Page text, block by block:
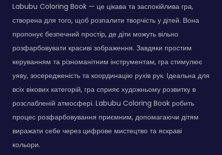
Labubu Coloring Book — це цікава та заспокійлива гра,
створена для того, щоб розпалити творчість у дітей. Вона
пропонує безпечний простір, де діти можуть вільно
розфарбовувати красиві зображення. Завдяки простим
керуванням та різноманітним інструментам, гра стимулює
уяву, зосередженість та координацію рухів рук. Ідеальна для
всіх вікових категорій, гра сприяє художньому розвитку в
розслабленій атмосфері. Labubu Coloring Book робить
процес розфарбовування приємним, допомагаючи дітям
виражати себе через цифрове мистецтво та яскраві
кольори.